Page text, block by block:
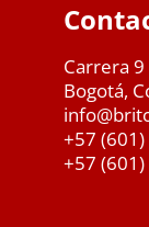
Carrera 9
Bogotá,
+57
+57